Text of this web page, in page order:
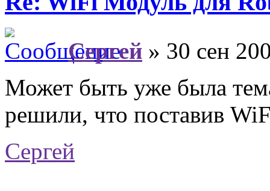
Сергей » 30 сен
Может быть уже была
решили, что поставив
Сергей